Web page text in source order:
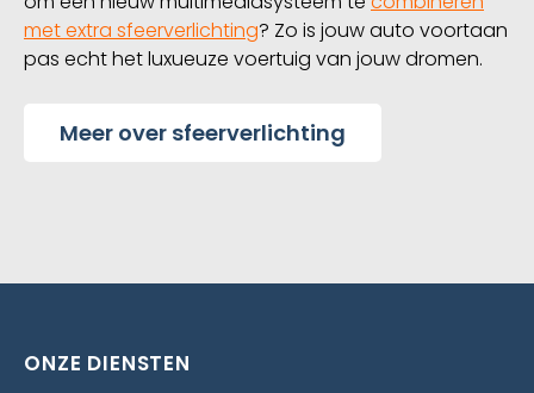
met extra sfeerverlichting? Zo is jouw auto voortaan
pas echt het luxueuze voertuig van jouw dromen.
Meer over sfeerverlichting
ONZE DIENSTEN